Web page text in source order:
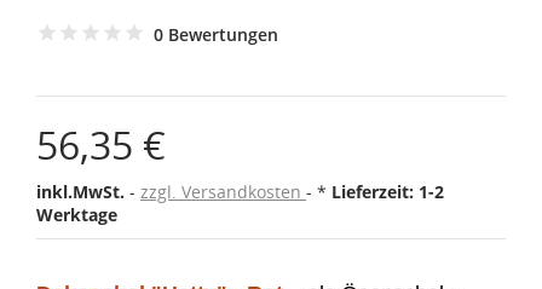
0 Bewertungen
56,35 €
inkl.MwSt. zzgl. Versandkosten * Lieferzeit: 1-2
Werktage